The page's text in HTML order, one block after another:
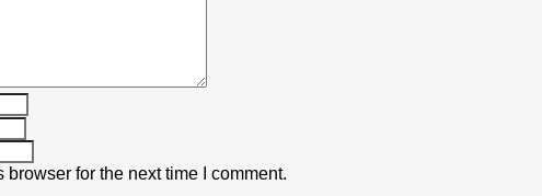
for the next time I comment.